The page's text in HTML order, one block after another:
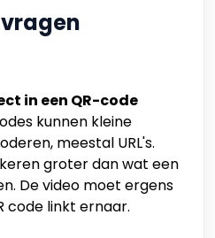
in een QR-code
kunnen kleine
meestal URL's.
groter dan wat een
De video moet ergens
code linkt ernaar.